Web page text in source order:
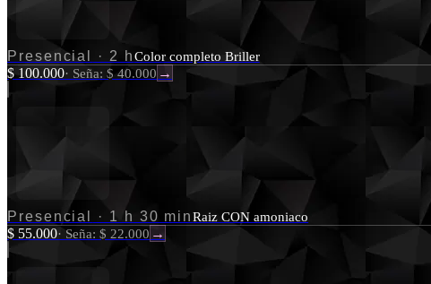
Presencial · 2 hColor completo Briller
$ 100.000· Seña: $ 40.000 →
Presencial · 1 h 30 minRaiz CON amoniaco
$ 55.000·Seña: $ 22.000 →